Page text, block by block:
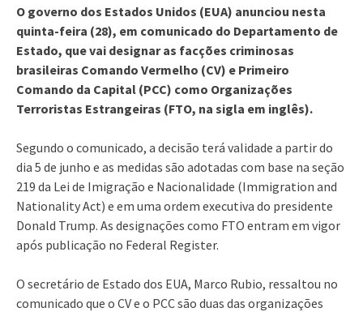
O governo dos Estados Unidos (EUA) anunciou nesta
quinta-feira (28), em comunicado do Departamento de
Estado, que vai designar as facções criminosas
brasileiras Comando Vermelho (CV) e Primeiro
Comando da Capital (PCC) como Organizações
Terroristas Estrangeiras (FTO, na sigla em inglês).
Segundo o comunicado, a decisão terá validade a partir do
dia 5 de junho e as medidas são adotadas com base na seção
219 da Lei de Imigração e Nacionalidade (Immigration and
Nationality Act) e em uma ordem executiva do presidente
Donald Trump. As designações como FTO entram em vigor
após publicação no Federal Register.
O secretário de Estado dos EUA, Marco Rubio, ressaltou no
comunicado que o CV e o PCC são duas das organizações